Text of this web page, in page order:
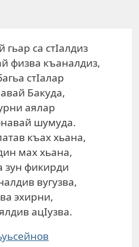
са стIалдиз
физва къаналдиз,
стIалар
Бакуда,
аялар
шумуда.
къах хьана,
мах хьана,
зун фикирди
вугузва,
эхирни,
ацIузва.